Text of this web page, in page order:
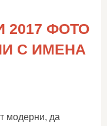
ФОТО
С ИМЕНА
модерни, да